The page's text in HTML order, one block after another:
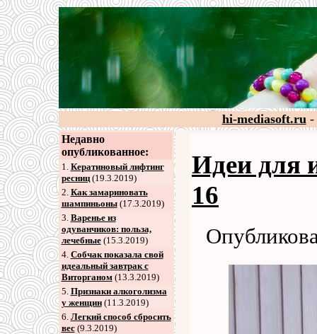
hi-mediasoft.ru-
Недавно
опубликованное:
1. Кератиновый лифтинг
ресниц(19.3.2019)
2. Как замариновать
шампиньоны(17.3.2019)
3. Варенье из
одуванчиков: польза,
лечебные(15.3.2019)
4. Собчак показала свой
идеальный завтрак с
Виторганом(13.3.2019)
5. Признаки алкоголизма
у женщин(11.3.2019)
6. Легкий способ сбросить
вес(9.3.2019)
Идеи для
16